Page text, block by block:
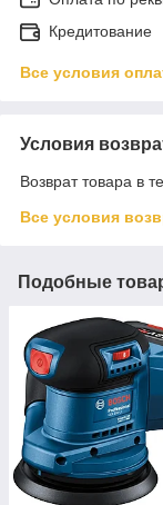
Кредитование
Все условия
Условия
Возврат товара в
Все условия
Подобные